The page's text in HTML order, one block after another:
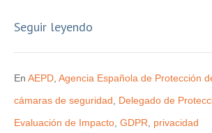
Seguir leyendo
En AEPD Agencia Española de Protección
cámaras de seguridad
Delegado de
Evaluación de Impacto GDPR privacidad